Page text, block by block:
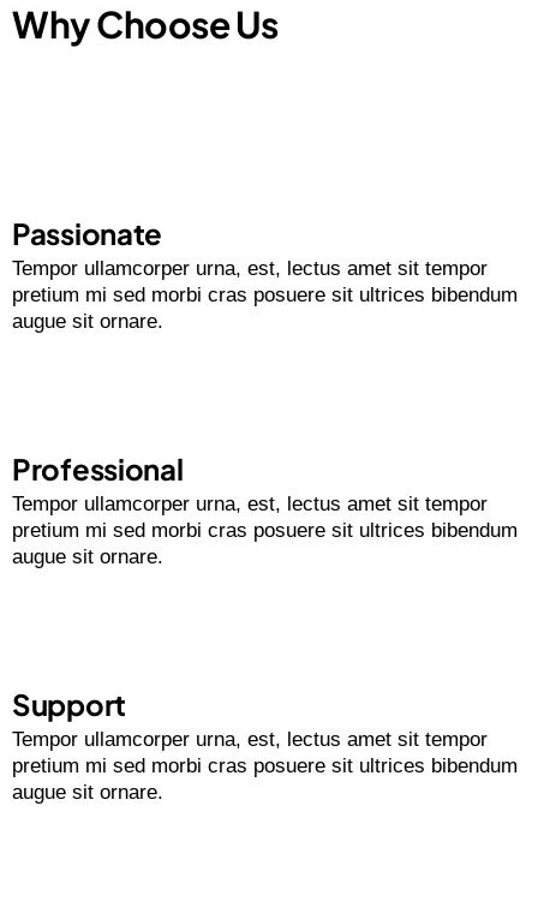
Why Choose Us
Passionate
Tempor ullamcorper urna, est, lectus amet sit tempor
pretium mi sed morbi cras posuere sit ultrices bibendum
augue sit ornare.
Professional
Tempor ullamcorper urna, est, lectus amet sit tempor
pretium mi sed morbi cras posuere sit ultrices bibendum
augue sit ornare.
Support
Tempor ullamcorper urna, est, lectus amet sit tempor
pretium mi sed morbi cras posuere sit ultrices bibendum
augue sit ornare.